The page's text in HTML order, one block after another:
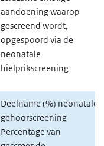
aandoening waarop
gescreend wordt,
opgespoord via de
neonatale
hielprikscreening
Deelname (%) neonatale
gehoorscreening
Percentage van